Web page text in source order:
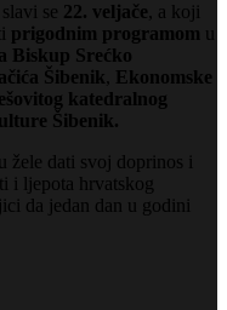
slavi se 22. veljače, a koji
prigodnim programom u
Biskup Srećko
Šibenik, Ekonomske
katedralnog
Šibenik.
žele dati svoj doprinos i
i ljepota hrvatskog
da jedan dan u godini